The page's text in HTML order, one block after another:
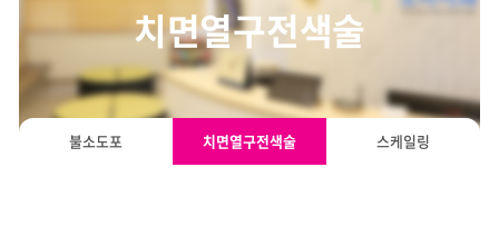
HOME>예방치료>치면열구전
치면열구전